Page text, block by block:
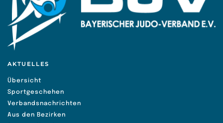
AKTUELLES
Übersicht
Sportgeschehen
Verbandsnachrichten
Aus den Bezirken